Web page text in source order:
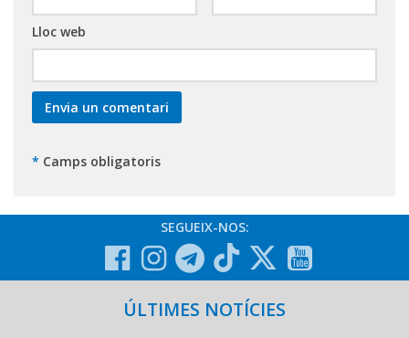
Lloc web
* Camps obligatoris
SEGUEIX-NOS:
ÚLTIMES NOTÍCIES